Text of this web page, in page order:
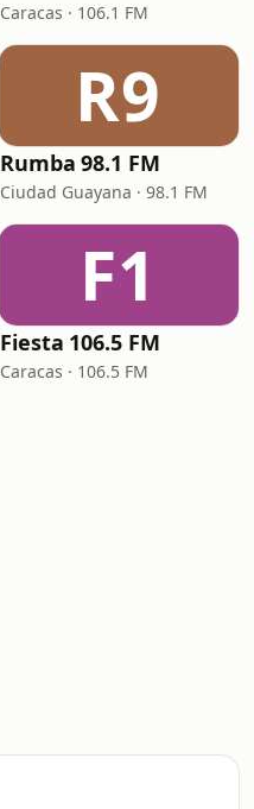
Caracas · 106.1 FM
R9
Rumba 98.1 FM
Ciudad Guayana · 98.1 FM
F1
Fiesta 106.5 FM
Caracas · 106.5 FM